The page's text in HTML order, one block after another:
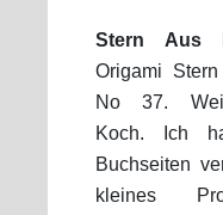
Stern Aus
Origami
No 37.
Koch. Ich
Buchseiten
kleines